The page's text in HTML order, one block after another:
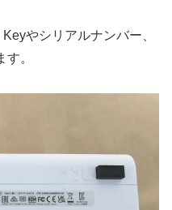
やシリアルナンバー、
。